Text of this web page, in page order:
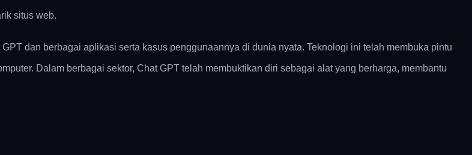
situs web.
dan berbagai aplikasi serta kasus penggunaannya di dunia nyata. Teknologi ini telah membuka pintu
Dalam berbagai sektor, Chat GPT telah membuktikan diri sebagai alat yang berharga, membantu